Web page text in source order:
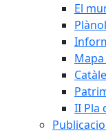
El
II Pla